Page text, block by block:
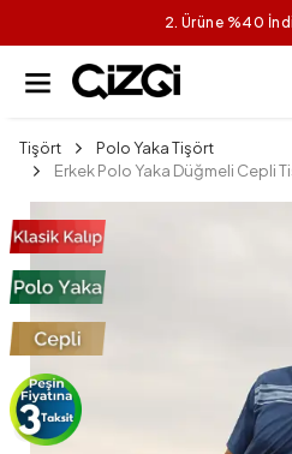
2. Ürüne %40
Tişört
Polo Yaka Tişört
Erkek Polo Yaka Düğmeli Cepli